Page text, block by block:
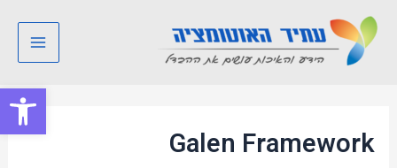
פתח
דילוג
לתוכן
Main
Galen Framework
Post
navigation